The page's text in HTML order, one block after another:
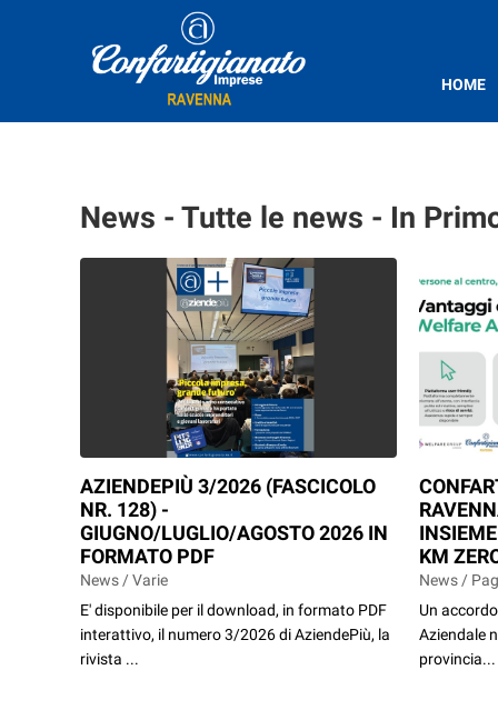
HOME
News - Tutte le news - In
AZIENDEPIÙ 3/2026 (FASCICOLO
NR. 128) -
GIUGNO/LUGLIO/AGOSTO 2026 IN
FORMATO PDF
News / Varie
E' disponibile per il download, in formato PDF
interattivo, il numero 3/2026 di AziendePiù, la
rivista ...
KM
News /
Un
Aziendale
provincia...